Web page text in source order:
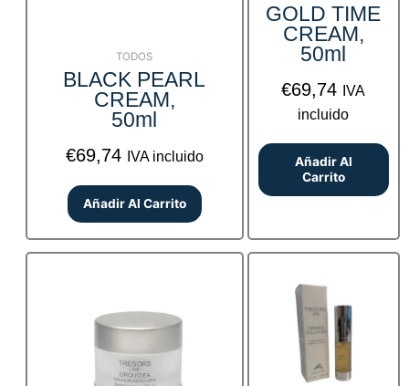
TODOS
BLACK PEARL
CREAM,
50ml
€69,74 IVA incluido
Añadir Al Carrito
GOLD TIME
CREAM,
50ml
€69,74 IVA
incluido
Añadir Al
Carrito